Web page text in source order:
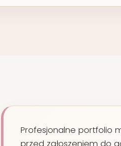
Profesjonalne portfolio
przed zgłoszeniem do